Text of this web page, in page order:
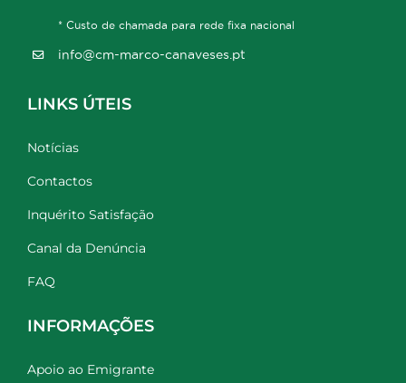
* Custo de chamada para rede fixa nacional
info@cm-marco-canaveses.pt
LINKS ÚTEIS
Notícias
Contactos
Inquérito Satisfação
Canal da Denúncia
FAQ
INFORMAÇÕES
Apoio ao Emigrante